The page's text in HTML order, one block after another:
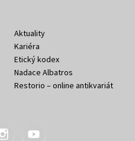
Aktuality
Kariéra
Etický kodex
Nadace Albatros
Restorio – online antikvariát